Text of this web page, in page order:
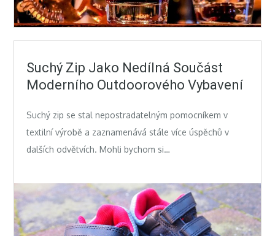
Suchý Zip Jako Nedílná Součást
Moderního Outdoorového Vybavení
Suchý zip se stal nepostradatelným pomocníkem v
textilní výrobě a zaznamenává stále více úspěchů v
dalších odvětvích. Mohli bychom si…